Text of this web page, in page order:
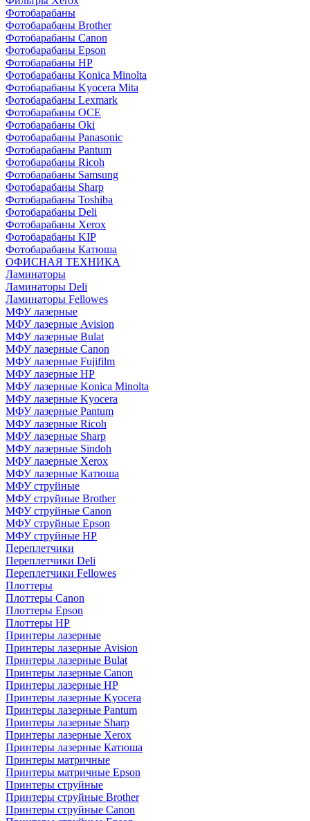
Фотобарабаны
Фотобарабаны Brother
Фотобарабаны Canon
Фотобарабаны Epson
Фотобарабаны HP
Фотобарабаны Konica Minolta
Фотобарабаны Kyocera Mita
Фотобарабаны Lexmark
Фотобарабаны OCE
Фотобарабаны Oki
Фотобарабаны Panasonic
Фотобарабаны Pantum
Фотобарабаны Ricoh
Фотобарабаны Samsung
Фотобарабаны Sharp
Фотобарабаны Toshiba
Фотобарабаны Deli
Фотобарабаны Xerox
Фотобарабаны KIP
Фотобарабаны Катюша
ОФИСНАЯ ТЕХНИКА
Ламинаторы
Ламинаторы Deli
Ламинаторы Fellowes
МФУ лазерные
МФУ лазерные Avision
МФУ лазерные Bulat
МФУ лазерные Canon
МФУ лазерные Fujifilm
МФУ лазерные HP
МФУ лазерные Konica Minolta
МФУ лазерные Kyocera
МФУ лазерные Pantum
МФУ лазерные Ricoh
МФУ лазерные Sharp
МФУ лазерные Sindoh
МФУ лазерные Xerox
МФУ лазерные Катюша
МФУ струйные
МФУ струйные Brother
МФУ струйные Canon
МФУ струйные Epson
МФУ струйные HP
Переплетчики
Переплетчики Deli
Переплетчики Fellowes
Плоттеры
Плоттеры Canon
Плоттеры Epson
Плоттеры HP
Принтеры лазерные
Принтеры лазерные Avision
Принтеры лазерные Bulat
Принтеры лазерные Canon
Принтеры лазерные HP
Принтеры лазерные Kyocera
Принтеры лазерные Pantum
Принтеры лазерные Sharp
Принтеры лазерные Xerox
Принтеры лазерные Катюша
Принтеры матричные
Принтеры матричные Epson
Принтеры струйные
Принтеры струйные Brother
Принтеры струйные Canon